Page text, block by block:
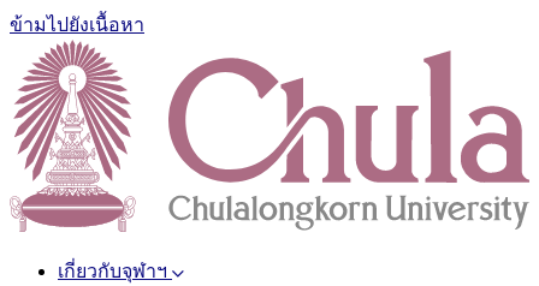
ข้ามไปยังเนื้อหา
เกี่ยวกับจุฬาฯ